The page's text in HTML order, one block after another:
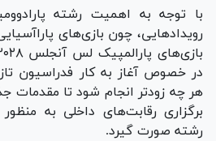
با توجه به اهمیت رشته
در خصوص آغاز به کار فدراسیون
هر چه زودتر انجام شود تا مقدمات
برگزاری رقابت‌های داخلی به
رشته صورت گیرد.